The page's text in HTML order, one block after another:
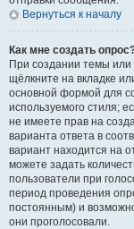
Вернуться к началу
Как мне создать
При создании темы
щёлкните на вкладке
основной формой для
используемого стиля;
не имеете прав на
варианта ответа в
вариант находится на
можете задать
пользователи при
период проведения
постоянным) и
они проголосовали.